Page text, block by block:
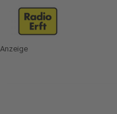
Anzeige